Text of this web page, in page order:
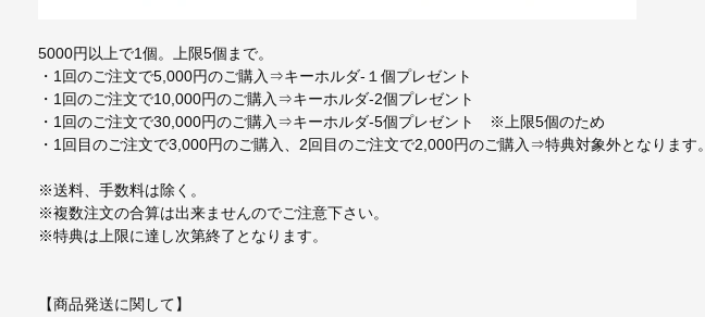
5000円以上で1個。上限5個まで。
・1回のご注文で5,000円のご購入⇒キーホルダ-１個プレゼント
・1回のご注文で10,000円のご購入⇒キーホルダ-2個プレゼント
・1回のご注文で30,000円のご購入⇒キーホルダ-5個プレゼント ※上限5個のため
・1回目のご注文で3,000円のご購入、2回目のご注文で2,000円のご購入⇒特典対象外となります。
※送料、手数料は除く。
※複数注文の合算は出来ませんのでご注意下さい。
※特典は上限に達し次第終了となります。
【商品発送に関して】